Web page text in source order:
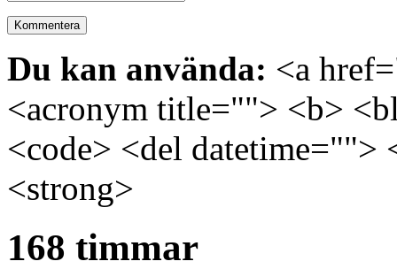
Du kan använda: <a
<acronym title=""> <b>
<code> <del
<strong>
168 timmar